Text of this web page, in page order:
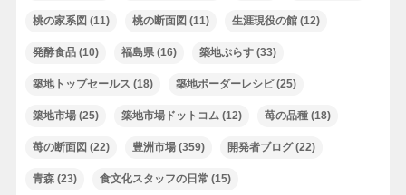
桃の家系図 (11) 桃の断面図 (11) 生涯現役の館(12)
発酵食品(10) 福島県(16) 築地ぷらす(33)
築地トップセールス (18) 築地ボーダーレシピ(25)
築地市場(25) 築地市場ドットコム(12) 苺の品種(18)
苺の断面図 (22) 豊洲市場(359) 開発者ブログ(22)
青森(23) 食文化スタッフの日常 (15)